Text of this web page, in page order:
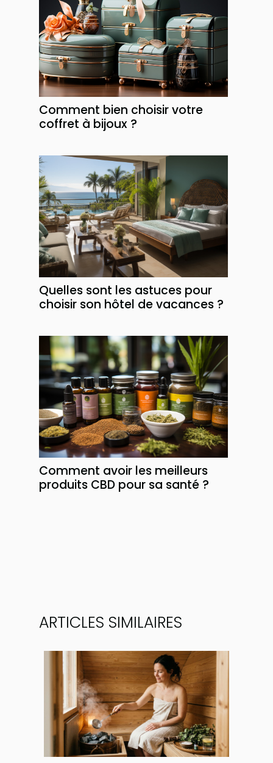
Comment bien choisir votre
coffret à bijoux ?
Quelles sont les astuces pour
choisir son hôtel de vacances ?
Comment avoir les meilleurs
produits CBD pour sa santé ?
ARTICLES SIMILAIRES